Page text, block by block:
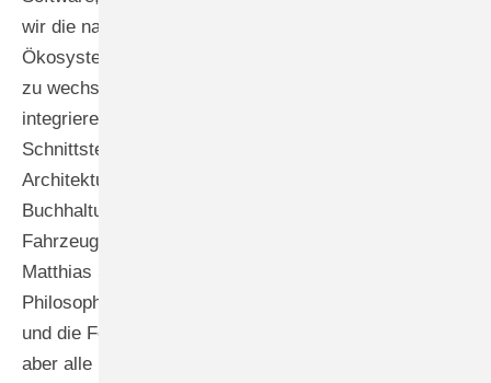
wir die nahtlose Vernetzung ihres gesamten digitalen
Ökosystems. Anstatt zwischen isolierten Digitalinseln
zu wechseln und Daten mehrfach zu pflegen,
integrieren wir alle vorhandenen Tools über intelligente
Schnittstellen direkt in die IDA-Plattform. Unsere API-
Architektur bindet Lösungen wie Konstruktions- und
Buchhaltungssoftware, Datenbanken, IoT-Geräte,
Fahrzeugtelematik oder Cloud-Services ein. Bei
Matthias Schramm demonstrieren wir diese
Philosophie exemplarisch: Er nutzt weiterhin ­Logikal
und die Fensterbausoftware Rehau Fabricate (REF),
aber alle Prozesse laufen ohne Medienbrüche oder